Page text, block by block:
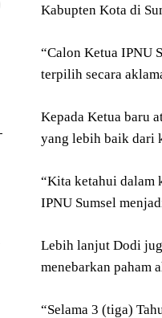
Kabupten Kota di
“Calon Ketua IPNU
terpilih secara
Kepada Ketua baru
yang lebih baik dari
“Kita ketahui dalam
IPNU Sumsel
Lebih lanjut Dodi
menebarkan paham
“Selama 3 (tiga)